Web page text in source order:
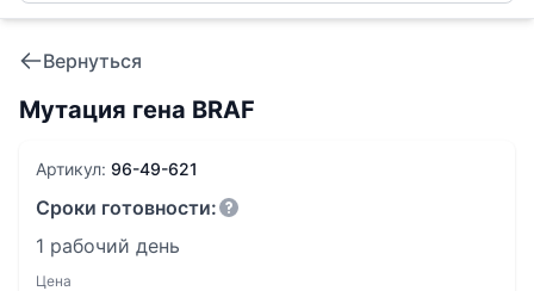
Вернуться
Мутация гена BRAF
Артикул: 96-49-621
Сроки готовности:
1 рабочий день
Цена